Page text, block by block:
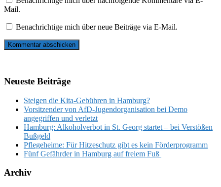
Mail.
Benachrichtige mich über neue Beiträge via E-Mail.
Neueste Beiträge
Steigen die Kita-Gebühren in Hamburg?
Vorsitzender von AfD-Jugendorganisation bei Demo
angegriffen und verletzt
Hamburg: Alkoholverbot in St. Georg startet – bei Verstößen
Bußgeld
Pflegeheime: Für Hitzeschutz gibt es kein Förderprogramm
Fünf Gefährder in Hamburg auf freiem Fuß
Archiv